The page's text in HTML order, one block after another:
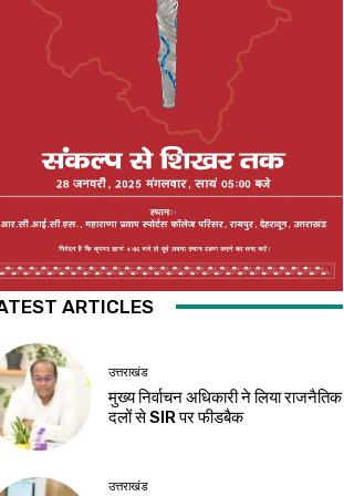
ARTICLES
उत्तराखंड
मुख्य निर्वाचन अधिकारी ने लिया राजनैतिक
दलों से SIR पर फीडबैक
उत्तराखंड